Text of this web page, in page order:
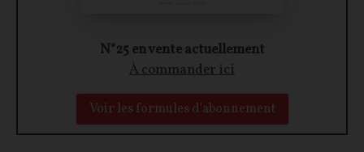
N°25 en vente actuellement
À commander ici
Voir les formules d'abonnement